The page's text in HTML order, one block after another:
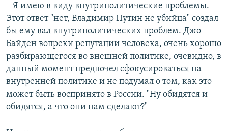
– Я имею в виду внутриполитические проблемы.
Этот ответ "нет, Владимир Путин не убийца" создал
бы ему вал внутриполитических проблем. Джо
Байден вопреки репутации человека, очень хорошо
разбирающегося во внешней политике, очевидно, в
данный момент предпочел сфокусироваться на
внутренней политике и не подумал о том, как это
может быть воспринято в России. "Ну обидятся и
обидятся, а что они нам сделают?"